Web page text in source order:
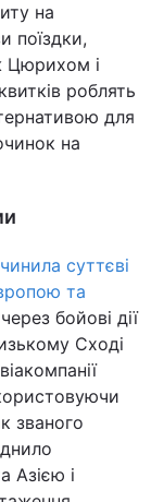
на
поїздки,
Цюрихом і
роблять
для
на
суттєві
та
бойові дії
Сході
званого
Азією і